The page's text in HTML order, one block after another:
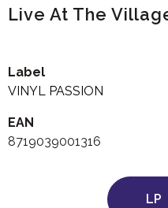
Live At The
Label
VINYL PASSION
EAN
8719039001316
LP